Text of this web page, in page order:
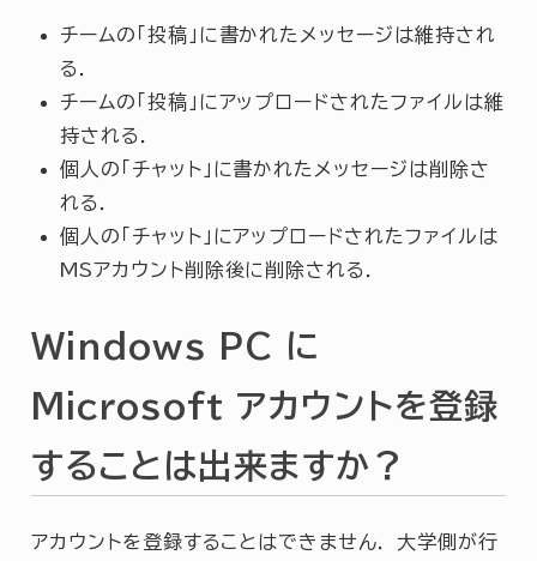
チームの「投稿」に書かれたメッセージは維持され
る．
チームの「投稿」にアップロードされたファイルは維
持される．
個人の「チャット」に書かれたメッセージは削除さ
れる．
個人の「チャット」にアップロードされたファイルは
MSアカウント削除後に削除される．
Windows PC に
Microsoft アカウントを登録
することは出来ますか？
アカウントを登録することはできません． 大学側が行